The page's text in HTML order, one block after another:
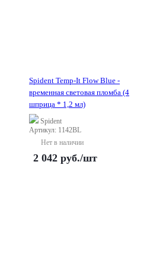
Spident Temp-It Flow Blue -
временная световая пломба (4
шприца * 1,2 мл)
Spident
Артикул: 1142BL
Нет в наличии
2 042 руб./шт